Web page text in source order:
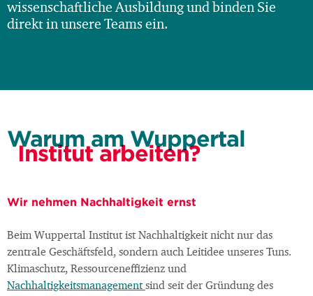
wissenschaftliche Ausbildung und binden Sie
direkt in unsere Teams ein.
Warum am Wuppertal
Institut arbeiten?
Wir nehmen Nachhaltigkeit ernst
Beim Wuppertal Institut ist Nachhaltigkeit nicht nur das
zentrale Geschäftsfeld, sondern auch Leitidee unseres Tuns.
Klimaschutz, Ressourceneffizienz und
Nachhaltigkeitsmanagementsind seit der Gründung des